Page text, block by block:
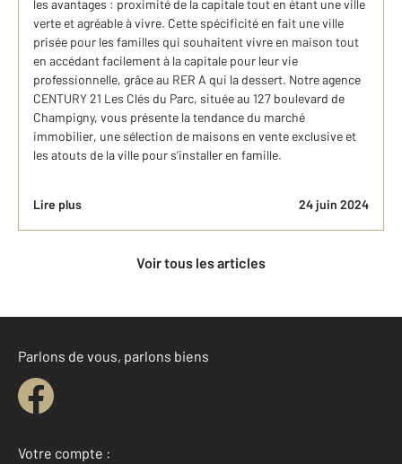
les avantages : proximité de la capitale tout en étant une ville
verte et agréable à vivre. Cette spécificité en fait une ville
prisée pour les familles qui souhaitent vivre en maison tout
en accédant facilement à la capitale pour leur vie
professionnelle, grâce au RER A qui la dessert. Notre agence
CENTURY 21 Les Clés du Parc, située au 127 boulevard de
Champigny, vous présente la tendance du marché
immobilier, une sélection de maisons en vente exclusive et
les atouts de la ville pour s’installer en famille.
Lire plus 24 juin 2024
Voir tous les articles
Parlons de vous, parlons biens
Votre compte :